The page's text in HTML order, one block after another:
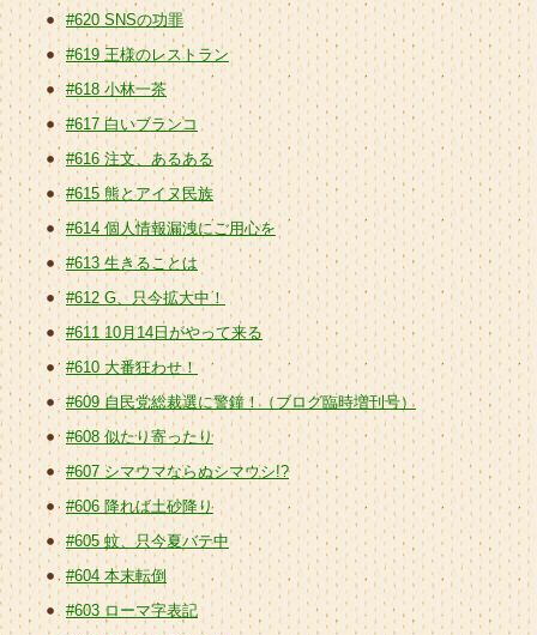
#620 SNSの功罪
#619 王様のレストラン
#618 小林一茶
#617 白いブランコ
#616 注文、あるある
#615 熊とアイヌ民族
#614 個人情報漏洩にご用心を
#613 生きることは
#612 G、只今拡大中！
#611 10月14日がやって来る
#610 大番狂わせ！
#609 自民党総裁選に警鐘！（ブログ臨時増刊号）
#608 似たり寄ったり
#607 シマウマならぬシマウシ!?
#606 降れば土砂降り
#605 蚊、只今夏バテ中
#604 本末転倒
#603 ローマ字表記